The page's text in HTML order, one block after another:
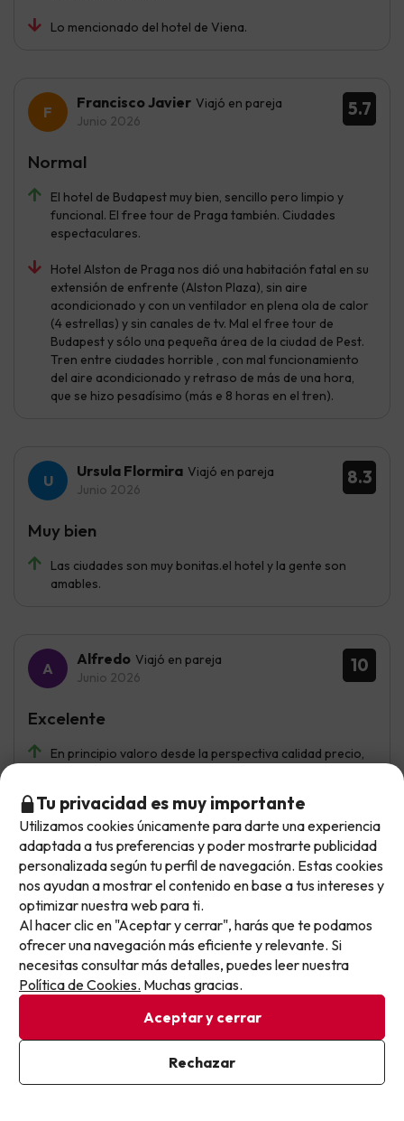
Lo mencionado del hotel de Viena.
5.7
Francisco Javier Viajó en pareja
Junio 2026
El hotel de Budapest muy bien, sencillo pero limpio y
funcional. El free tour de Praga también. Ciudades
espectaculares.
Hotel Alston de Praga nos dió una habitación fatal en su
extensión de enfrente (Alston Plaza), sin aire
acondicionado y con un ventilador en plena ola de calor
(4 estrellas) y sin canales de tv. Mal el free tour de
Budapest y sólo una pequeña área de la ciudad de Pest.
Tren entre ciudades horrible , con mal funcionamiento
del aire acondicionado y retraso de más de una hora,
que se hizo pesadísimo (más e 8 horas en el tren).
Normal
8.3
Ursula Flormira Viajó en pareja
Junio 2026
Las ciudades son muy bonitas.el hotel y la gente son
amables.
Muy bien
10
Alfredo Viajó en pareja
Junio 2026
En principio valoro desde la perspectiva calidad precio,
es que no tuvimos ni el mínimo problema
Si con
Excelente
8
Daniela Viajó con amigos
Variedad en el bufet del desayuno
en verano hace mucho calor
Muy bien
No llegas tarde: llegas al siguiente.
Este chollo ya ha caducado, pero cada día lanzamos
nuevas oportunidades para viajar mejor y pagar
menos.
Apúntate y que el próximo no se te escape.
Pon tu mejor e-mail
Ya estoy suscrito
Al suscribirte, confirmas haber leído y estar de acuerdo con la
Tu privacidad es muy importante
Utilizamos cookies únicamente para darte una experiencia
adaptada a tus preferencias y poder mostrarte publicidad
personalizada según tu perfil de navegación. Estas cookies
nos ayudan a mostrar el contenido en base a tus intereses y
optimizar nuestra web para ti.
Al hacer clic en "Aceptar y cerrar", harás que te podamos
ofrecer una navegación más eficiente y relevante. Si
necesitas consultar más detalles, puedes leer nuestra
Política de Cookies. Muchas gracias.
Aceptar y cerrar
Rechazar